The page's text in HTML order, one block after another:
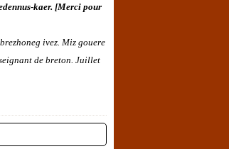
kaer. [Merci pour
ivez. Miz gouere
de breton. Juillet